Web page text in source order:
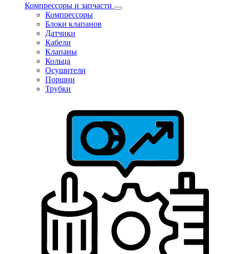
Компрессоры и запчасти
Компрессоры
Блоки клапанов
Датчики
Кабели
Клапаны
Кольца
Осушители
Поршни
Трубки